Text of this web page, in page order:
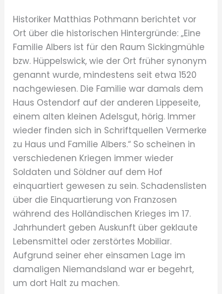
Historiker Matthias Pothmann berichtet vor
Ort über die historischen Hintergründe: „Eine
Familie Albers ist für den Raum Sickingmühle
bzw. Hüppelswick, wie der Ort früher synonym
genannt wurde, mindestens seit etwa 1520
nachgewiesen. Die Familie war damals dem
Haus Ostendorf auf der anderen Lippeseite,
einem alten kleinen Adelsgut, hörig. Immer
wieder finden sich in Schriftquellen Vermerke
zu Haus und Familie Albers.“ So scheinen in
verschiedenen Kriegen immer wieder
Soldaten und Söldner auf dem Hof
einquartiert gewesen zu sein. Schadenslisten
über die Einquartierung von Franzosen
während des Holländischen Krieges im 17.
Jahrhundert geben Auskunft über geklaute
Lebensmittel oder zerstörtes Mobiliar.
Aufgrund seiner eher einsamen Lage im
damaligen Niemandsland war er begehrt,
um dort Halt zu machen.